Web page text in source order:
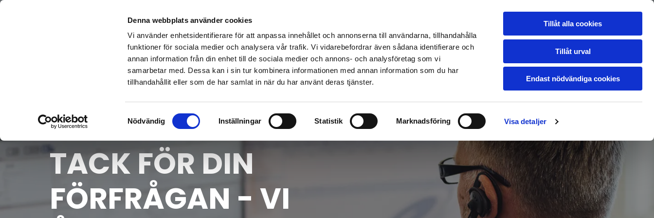
Denna webbplats använder cookies
Vi använder enhetsidentifierare för att anpassa innehållet och annonserna till användarna, tillhandahålla
funktioner för sociala medier och analysera vår trafik. Vi vidarebefordrar även sådana identifierare och
annan information från din enhet till de sociala medier och annons- och analysföretag som vi
samarbetar med. Dessa kan i sin tur kombinera informationen med annan information som du har
tillhandahållit eller som de har samlat in när du har använt deras tjänster.
Nödvändig Inställningar Statistik Marknadsföring Visa detaljer
Tillåt alla cookies
Tillåt urval
Endast nödvändiga cookies
Sök delar Återvinn din bil
Om oss
Kontakt
TACK FÖR DIN
FÖRFRÅGAN - VI